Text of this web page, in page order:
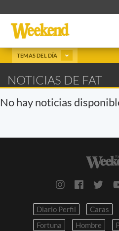
TEMAS DEL DÍA
NOTICIAS DE FAT
No hay noticias
Diario Perfil Caras
Fortuna
Hombre